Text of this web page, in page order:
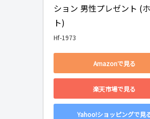
ション 男性プレゼント (
ト)
Hf-1973
Amazonで見る
楽天市場で見る
Yahoo!ショッピングで見